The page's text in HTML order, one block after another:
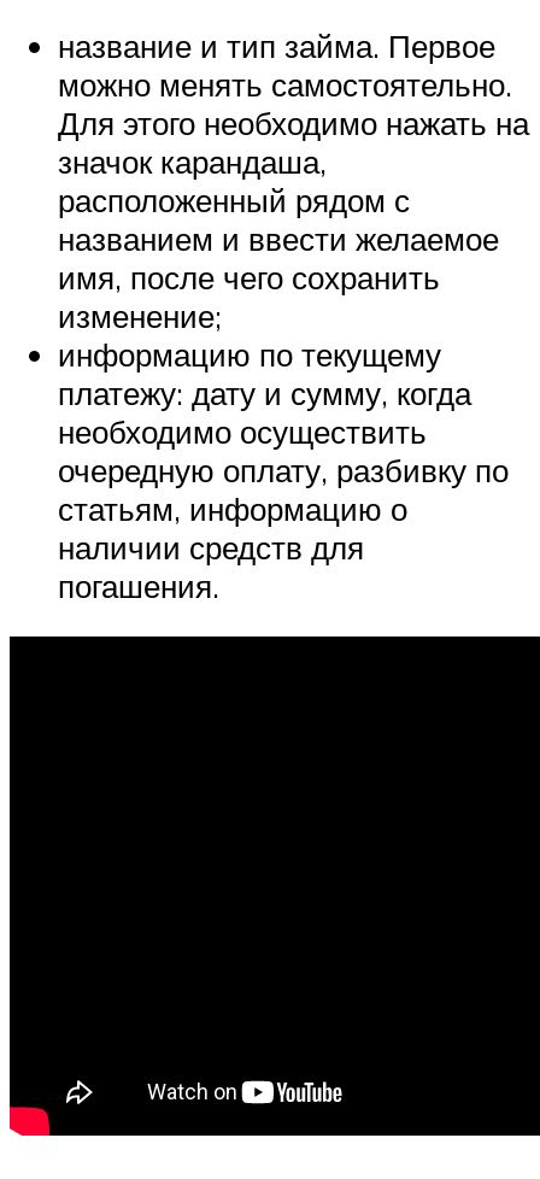
название и тип займа. Первое
можно менять самостоятельно.
Для этого необходимо нажать на
значок карандаша,
расположенный рядом с
названием и ввести желаемое
имя, после чего сохранить
изменение;
информацию по текущему
платежу: дату и сумму, когда
необходимо осуществить
очередную оплату, разбивку по
статьям, информацию о
наличии средств для
погашения.